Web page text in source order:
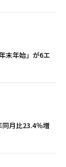
末年始」が6エ
同月比23.4％増